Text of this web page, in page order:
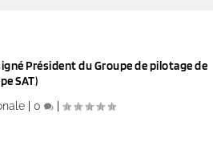
Président du Groupe de pilotage de
SAT)
|0 |